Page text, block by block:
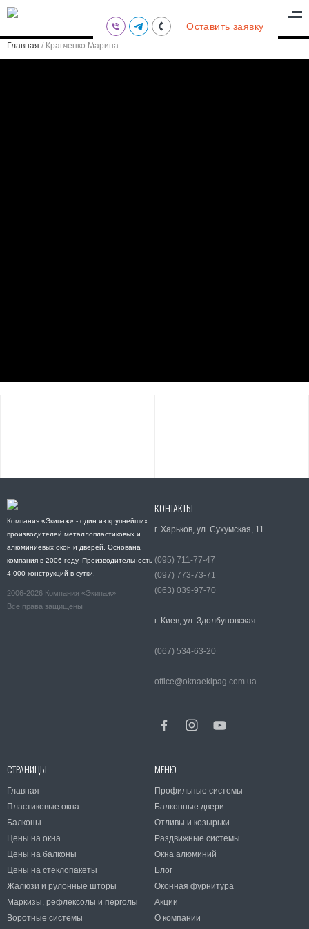
(095) 711-77-47
(097) 773-73-71
Оставить заявку
Главная / Кравченко Марина
Компания «Экипаж» - один из крупнейших
производителей металлопластиковых и
алюминиевых окон и дверей. Основана
компания в 2006 году. Производительность
4 000 конструкций в сутки.
2006-2026 Компания «Экипаж»
Все права защищены
СТРАНИЦЫ
Главная
Пластиковые окна
Балконы
Цены на окна
Цены на балконы
Цены на стеклопакеты
Жалюзи и рулонные шторы
Маркизы, рефлексолы и перголы
Воротные системы
МЕНЮ
Профильные системы
Балконные двери
Отливы и козырьки
Раздвижные системы
Окна алюминий
Блог
Оконная фурнитура
Акции
О компании
КОНТАКТЫ
г. Харьков, ул. Сухумская, 11
(095) 711-77-47
(097) 773-73-71
(063) 039-97-70
г. Киев, ул. Здолбуновская
(067) 534-63-20
office@oknaekipag.com.ua